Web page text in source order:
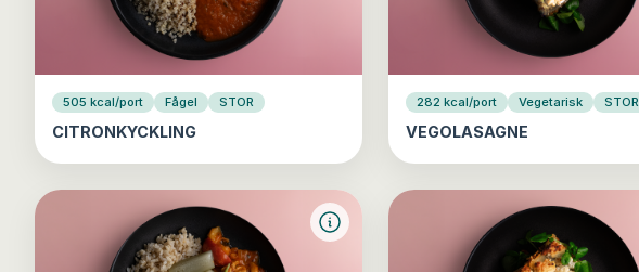
505 kcal/port Fågel STOR
CITRONKYCKLING
282 kcal/port Vegetarisk STOR
VEGOLASAGNE